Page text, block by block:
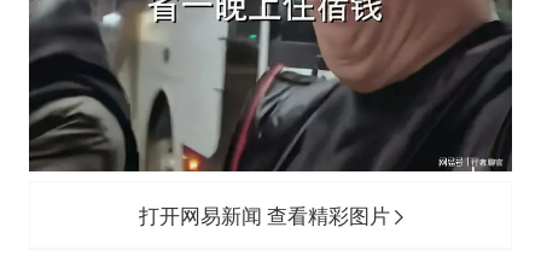
打开网易新闻 查看精彩图片